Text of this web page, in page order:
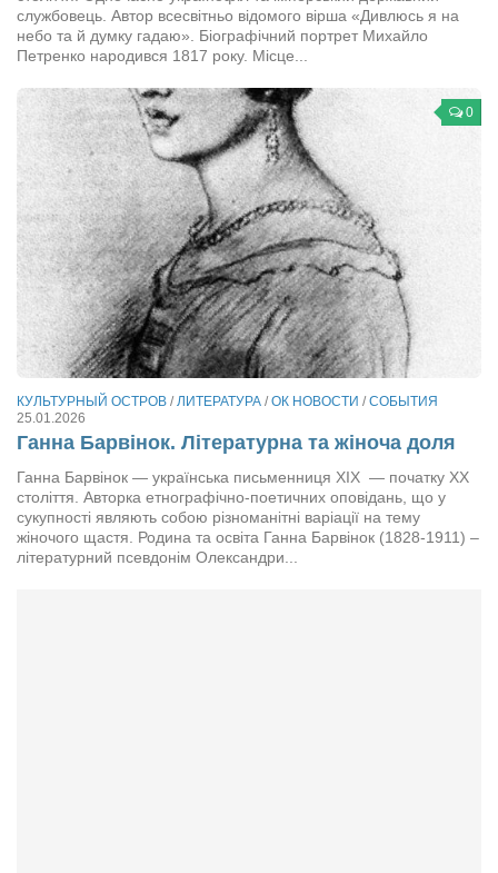
службовець. Автор всесвітньо відомого вірша «Дивлюсь я на
небо та й думку гадаю». Біографічний портрет Михайло
Петренко народився 1817 року. Місце...
0
КУЛЬТУРНЫЙ ОСТРОВ /ЛИТЕРАТУРА /ОК НОВОСТИ /СОБЫТИЯ
25.01.2026
Ганна Барвінок. Літературна та жіноча доля
Ганна Барвінок — українська письменниця ХІХ — початку ХХ
століття. Авторка етнографічно-поетичних оповідань, що у
сукупності являють собою різноманітні варіації на тему
жіночого щастя. Родина та освіта Ганна Барвінок (1828-1911) –
літературний псевдонім Олександри...